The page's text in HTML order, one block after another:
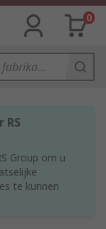
0
Group om u
te kunnen